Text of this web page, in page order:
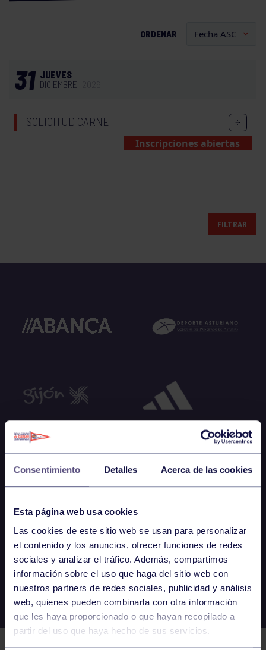
Consentimiento Detalles Acerca de las cookies
Esta página web usa cookies
Las cookies de este sitio web se usan para personalizar
el contenido y los anuncios, ofrecer funciones de redes
sociales y analizar el tráfico. Además, compartimos
información sobre el uso que haga del sitio web con
nuestros partners de redes sociales, publicidad y análisis
web, quienes pueden combinarla con otra información
que les haya proporcionado o que hayan recopilado a
partir del uso que haya hecho de sus servicios.
ORDENAR
31 JUEVES
DICIEMBRE
SOLICITUD CARNET
Inscripciones abiertas
FILTRAR